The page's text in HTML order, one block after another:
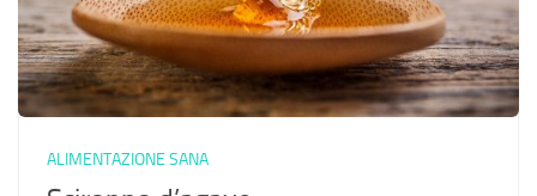
ALIMENTAZIONE SANA